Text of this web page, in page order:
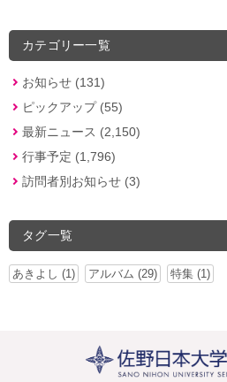
カテゴリー一覧
お知らせ (131)
ピックアップ (55)
最新ニュース (2,150)
行事予定 (1,796)
訪問者別お知らせ (3)
タグ一覧
あきよし (1) アルバム (29) 特集 (1)